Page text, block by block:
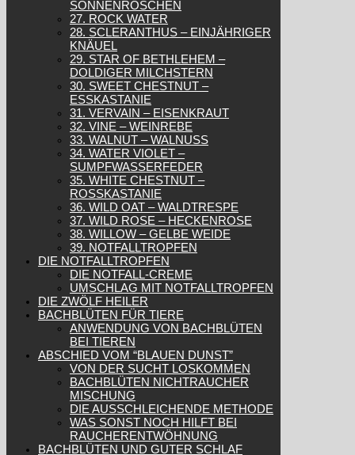
SONNENRÖSCHEN
27. ROCK WATER
28. SCLERANTHUS – EINJÄHRIGER
KNÄUEL
29. STAR OF BETHLEHEM –
DOLDIGER MILCHSTERN
30. SWEET CHESTNUT –
ESSKASTANIE
31. VERVAIN – EISENKRAUT
32. VINE – WEINREBE
33. WALNUT – WALNUSS
34. WATER VIOLET –
SUMPFWASSERFEDER
35. WHITE CHESTNUT –
ROSSKASTANIE
36. WILD OAT – WALDTRESPE
37. WILD ROSE – HECKENROSE
38. WILLOW – GELBE WEIDE
39. NOTFALLTROPFEN
DIE NOTFALLTROPFEN
DIE NOTFALL-CREME
UMSCHLAG MIT NOTFALLTROPFEN
DIE ZWÖLF HEILER
BACHBLÜTEN FÜR TIERE
ANWENDUNG VON BACHBLÜTEN
BEI TIEREN
ABSCHIED VOM “BLAUEN DUNST”
VON DER SUCHT LOSKOMMEN
BACHBLÜTEN NICHTRAUCHER
MISCHUNG
DIE AUSSCHLEICHENDE METHODE
WAS SONST NOCH HILFT BEI
RAUCHERENTWÖHNUNG
BACHBLÜTEN UND GUTER SCHLAF